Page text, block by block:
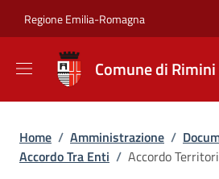
Regione Emilia-Romagna
Comune di Rimini
Briciole di pane
Home / Amministrazione /
Accordo Tra Enti / Accordo